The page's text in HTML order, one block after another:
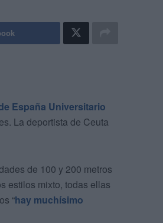
España Universitario
La deportista de Ceuta
de 100 y 200 metros
estilos mixto, todas ellas
“hay muchísimo